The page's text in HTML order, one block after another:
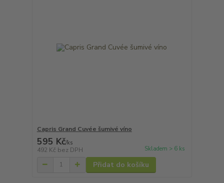
Capris Grand Cuvée šumivé víno
595 Kč/ks
492 Kč bez DPH Skladem > 6 ks
Přidat do košíku